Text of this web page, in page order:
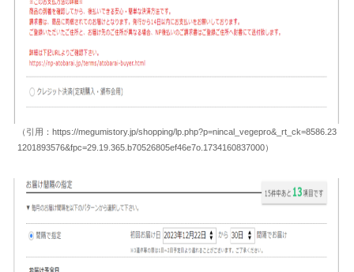
（引用：https://megumistory.jp/shopping/lp.php?p=nincal_vegepro&_rt_ck=8586.23
1201893576&fpc=29.19.365.b70526805ef46e7o.1734160837000）